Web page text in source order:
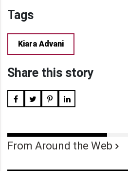
Tags
Kiara Advani
Share this story
From Around the Web